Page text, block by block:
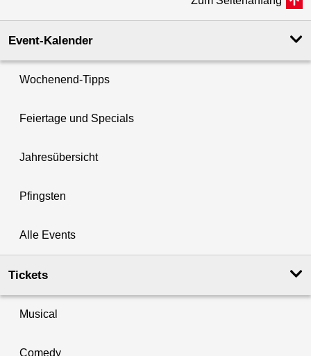
Event-Kalender
Wochenend-Tipps
Feiertage und Specials
Jahresübersicht
Pfingsten
Alle Events
Tickets
Musical
Comedy